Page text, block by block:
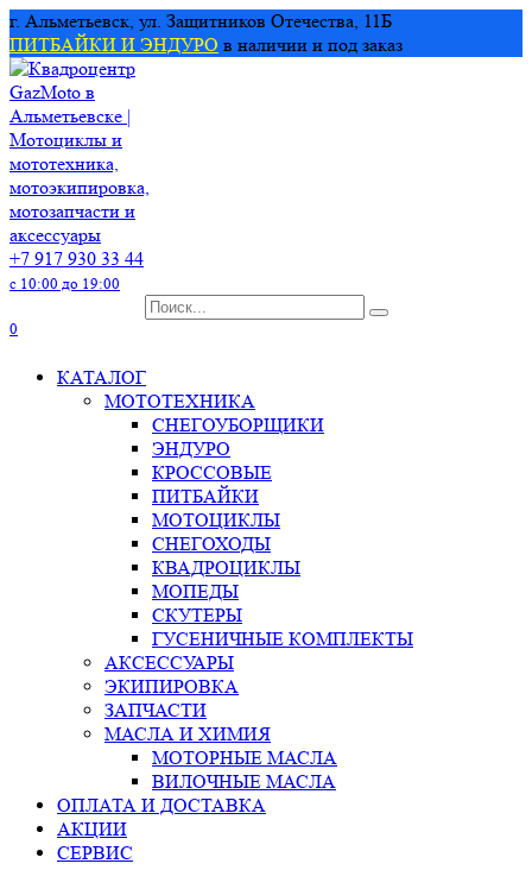
Перейти
к
содержанию
г. Альметьевск, ул. Защитников Отечества, 11Б
ПИТБАЙКИ И ЭНДУРО в наличии и под заказ
+7 917 930 33 44
с 10:00 до 19:00
Search
0
КАТАЛОГ
МОТОТЕХНИКА
СНЕГОУБОРЩИКИ
ЭНДУРО
КРОССОВЫЕ
ПИТБАЙКИ
МОТОЦИКЛЫ
СНЕГОХОДЫ
КВАДРОЦИКЛЫ
МОПЕДЫ
СКУТЕРЫ
ГУСЕНИЧНЫЕ КОМПЛЕКТЫ
АКСЕССУАРЫ
ЭКИПИРОВКА
ЗАПЧАСТИ
МАСЛА И ХИМИЯ
МОТОРНЫЕ МАСЛА
ВИЛОЧНЫЕ МАСЛА
ОПЛАТА И ДОСТАВКА
АКЦИИ
СЕРВИС